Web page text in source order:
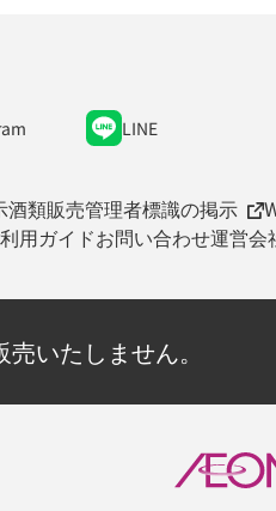
LINE
酒類販売管理者標識の掲示
用ガイドお問い合わせ運営会
いたしません。